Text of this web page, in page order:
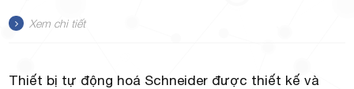
Xem chi tiết
Thiết bị tự động hoá Schneider được thiết kế và